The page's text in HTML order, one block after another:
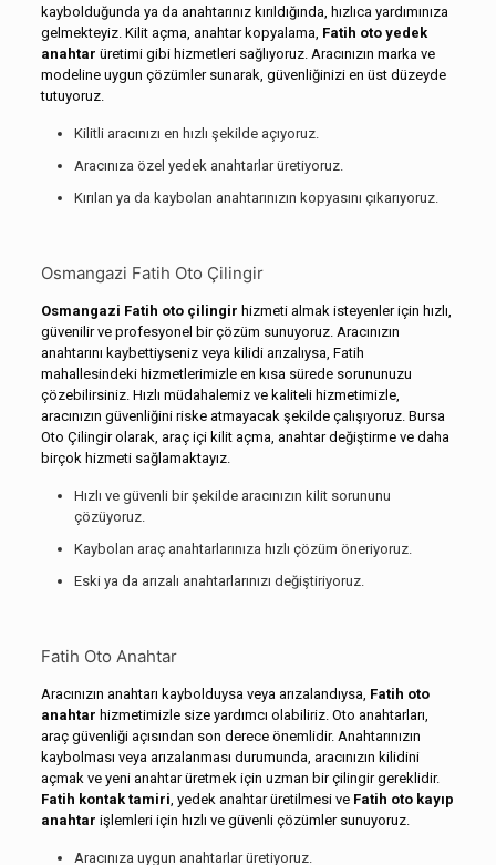
kaybolduğunda ya da anahtarınız kırıldığında, hızlıca yardımınıza
gelmekteyiz. Kilit açma, anahtar kopyalama, Fatih oto yedek
anahtar üretimi gibi hizmetleri sağlıyoruz. Aracınızın marka ve
modeline uygun çözümler sunarak, güvenliğinizi en üst düzeyde
tutuyoruz.
Kilitli aracınızı en hızlı şekilde açıyoruz.
Aracınıza özel yedek anahtarlar üretiyoruz.
Kırılan ya da kaybolan anahtarınızın kopyasını çıkarıyoruz.
Osmangazi Fatih Oto Çilingir
Osmangazi Fatih oto çilingir hizmeti almak isteyenler için hızlı,
güvenilir ve profesyonel bir çözüm sunuyoruz. Aracınızın
anahtarını kaybettiyseniz veya kilidi arızalıysa, Fatih
mahallesindeki hizmetlerimizle en kısa sürede sorununuzu
çözebilirsiniz. Hızlı müdahalemiz ve kaliteli hizmetimizle,
aracınızın güvenliğini riske atmayacak şekilde çalışıyoruz. Bursa
Oto Çilingir olarak, araç içi kilit açma, anahtar değiştirme ve daha
birçok hizmeti sağlamaktayız.
Hızlı ve güvenli bir şekilde aracınızın kilit sorununu
çözüyoruz.
Kaybolan araç anahtarlarınıza hızlı çözüm öneriyoruz.
Eski ya da arızalı anahtarlarınızı değiştiriyoruz.
Fatih Oto Anahtar
Aracınızın anahtarı kaybolduysa veya arızalandıysa, Fatih oto
anahtar hizmetimizle size yardımcı olabiliriz. Oto anahtarları,
araç güvenliği açısından son derece önemlidir. Anahtarınızın
kaybolması veya arızalanması durumunda, aracınızın kilidini
açmak ve yeni anahtar üretmek için uzman bir çilingir gereklidir.
Fatih kontak tamiri , yedek anahtar üretilmesi ve Fatih oto kayıp
anahtar işlemleri için hızlı ve güvenli çözümler sunuyoruz.
Aracınıza uygun anahtarlar üretiyoruz.